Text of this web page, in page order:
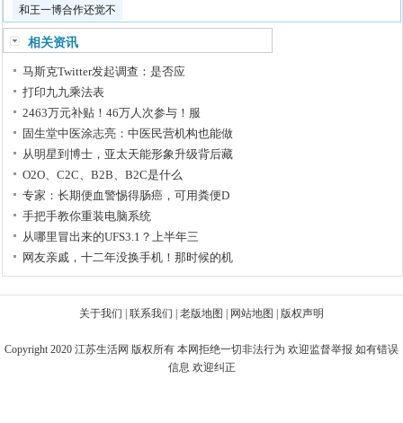
和王一博合作还觉不
相关资讯
马斯克Twitter发起调查：是否应
打印九九乘法表
2463万元补贴！46万人次参与！服
固生堂中医涂志亮：中医民营机构也能做
从明星到博士，亚太天能形象升级背后藏
O2O、C2C、B2B、B2C是什么
专家：长期便血警惕得肠癌，可用粪便D
手把手教你重装电脑系统
从哪里冒出来的UFS3.1？上半年三
网友亲戚，十二年没换手机！那时候的机
关于我们 联系我们 老版地图 网站地图 版权声明
Copyright 2020 江苏生活网 版权所有 本网拒绝一切非法行为 欢迎监督举报 如有错误
信息 欢迎纠正